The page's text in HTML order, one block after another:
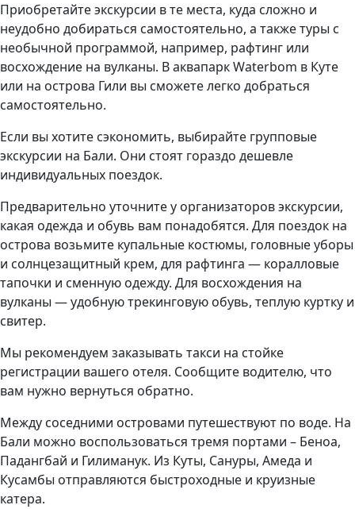
Приобретайте экскурсии в те места, куда сложно и
неудобно добираться самостоятельно, а также туры с
необычной программой, например, рафтинг или
восхождение на вулканы. В аквапарк Waterbom в Куте
или на острова Гили вы сможете легко добраться
самостоятельно.
Если вы хотите сэкономить, выбирайте групповые
экскурсии на Бали. Они стоят гораздо дешевле
индивидуальных поездок.
Предварительно уточните у организаторов экскурсии,
какая одежда и обувь вам понадобятся. Для поездок на
острова возьмите купальные костюмы, головные уборы
и солнцезащитный крем, для рафтинга — коралловые
тапочки и сменную одежду. Для восхождения на
вулканы — удобную трекинговую обувь, теплую куртку и
свитер.
Мы рекомендуем заказывать такси на стойке
регистрации вашего отеля. Сообщите водителю, что
вам нужно вернуться обратно.
Между соседними островами путешествуют по воде. На
Бали можно воспользоваться тремя портами – Беноа,
Падангбай и Гилиманук. Из Куты, Сануры, Амеда и
Кусамбы отправляются быстроходные и круизные
катера.